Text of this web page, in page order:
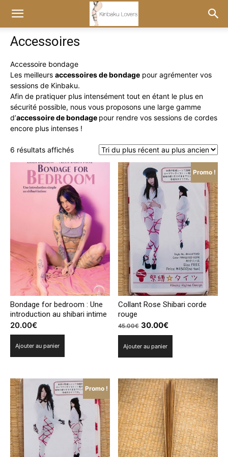
Accessoires
Accessoire bondage
Les meilleurs accessoires de bondage pour agrémenter vos
sessions de Kinbaku.
Afin de pratiquer plus intensément tout en étant le plus en
sécurité possible, nous vous proposons une large gamme
d’accessoire de bondage pour rendre vos sessions de cordes
encore plus intenses !
6 résultats affichésTrié
du
plus
récent
au
plus
ancien
Bondage for bedroom : Une
introduction au shibari intime
20.00€
Ajouter au panier
Promo !
Collant Rose Shibari corde
rouge
45.00€ Le
prix
initial
30.00€Le
prix
Ajouter au panier
Promo !